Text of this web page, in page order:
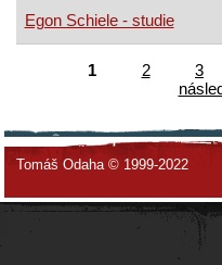
Egon Schiele - studie
1 2 3
Tomáš Odaha © 1999-2022